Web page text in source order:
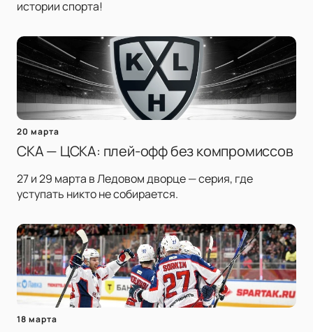
истории спорта!
20 марта
СКА — ЦСКА: плей-офф без компромиссов
27 и 29 марта в Ледовом дворце — серия, где
уступать никто не собирается.
18 марта